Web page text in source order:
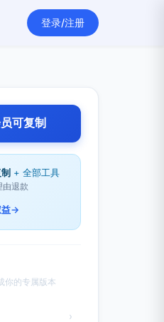
登录/注册
可复制
+ 全部工具
由退款
→
你的专属版本
›